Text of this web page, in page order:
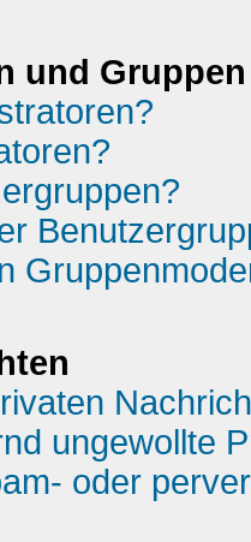
und Gruppen
ungewollte
oder